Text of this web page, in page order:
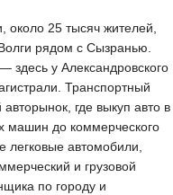
около 25 тысяч жителей,
рядом с Сызранью.
здесь у Александровского
Транспортный
где выкуп авто в
машин до коммерческого
легковые автомобили,
и грузовой
по городу и